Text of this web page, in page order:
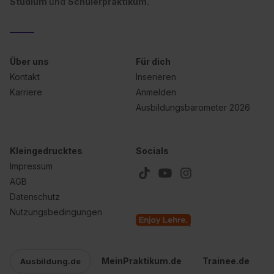
Media und Marketing“ umfasst hierbei die Einwilligung
zur Übermittlung deiner Daten in die USA (Art. 49 Abs. 1
S. 1 lit. a) DS-GVO). Die USA verfügen über kein
II). Du kannst die von dir erteilte Einwilligung jederzeit mit
Datenschutzerklärung unter dem Punkt „Datenschutz-
einzelnen Cookies findest du durch Klick auf „Details
Über uns
Kontakt
Karriere
Für dich
Inserieren
Anmelden
Ausbildungsbarometer 2026
Kleingedrucktes
Impressum
AGB
Datenschutz
Nutzungsbedingungen
Socials
Ausbildung.de MeinPraktikum.de Trainee.de